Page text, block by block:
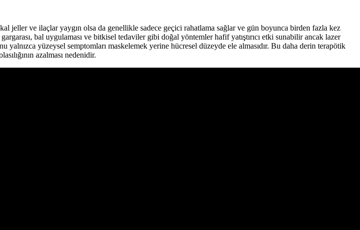
jeller ve ilaçlar yaygın olsa da genellikle sadece geçici rahatlama sağlar ve gün boyunca birden fazla kez
bal uygulaması ve bitkisel tedaviler gibi doğal yöntemler hafif yatıştırıcı etki sunabilir ancak lazer
yüzeysel semptomları maskelemek yerine hücresel düzeyde ele almasıdır. Bu daha derin terapötik
azalması nedenidir.